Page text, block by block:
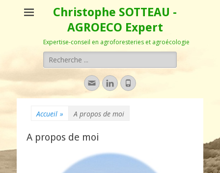
Christophe SOTTEAU -
AGROECO Expert
Expertise-conseil en agroforesteries et agroécologie
Rechercher :
AdresseLinkedin
Tél
Accueil » A propos de moi
A propos de moi